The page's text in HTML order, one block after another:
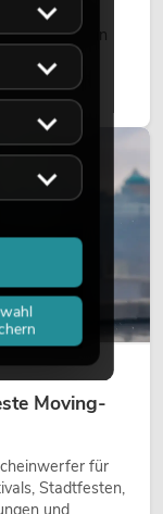
und farbige
Bühnen, in
rein
Szenen
emotionaler
Moving-
für
Stadtfesten,